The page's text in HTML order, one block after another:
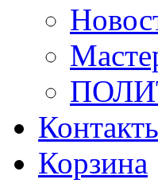
Корзина